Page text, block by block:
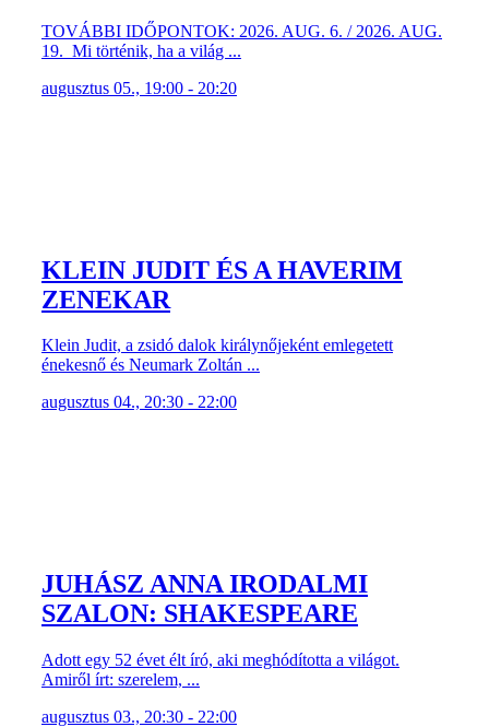
TOVÁBBI IDŐPONTOK: 2026. AUG. 6. / 2026. AUG.
19. Mi történik, ha a világ ...
augusztus 05., 19:00 - 20:20
KLEIN JUDIT ÉS A HAVERIM
ZENEKAR
Klein Judit, a zsidó dalok királynőjeként emlegetett
énekesnő és Neumark Zoltán ...
augusztus 04., 20:30 - 22:00
JUHÁSZ ANNA IRODALMI
SZALON: SHAKESPEARE
Adott egy 52 évet élt író, aki meghódította a világot.
Amiről írt: szerelem, ...
augusztus 03., 20:30 - 22:00